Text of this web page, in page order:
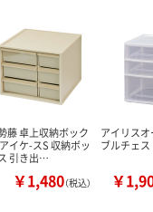
藤 卓上収納ボック
イケ-スS 収納ボッ
引き出…
￥1,480（税込）
アイリス
ブルチェ
￥